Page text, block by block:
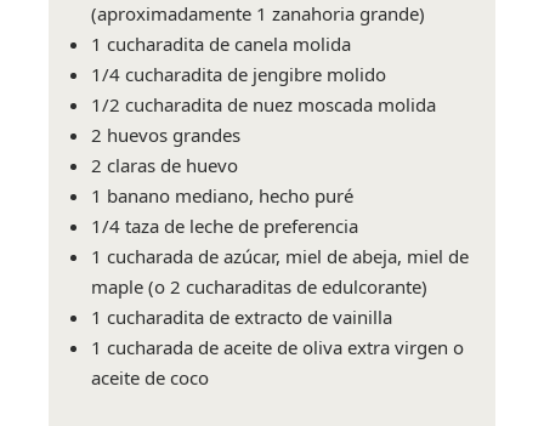
(aproximadamente 1 zanahoria grande)
1 cucharadita de canela molida
1/4 cucharadita de jengibre molido
1/2 cucharadita de nuez moscada molida
2 huevos grandes
2 claras de huevo
1 banano mediano, hecho puré
1/4 taza de leche de preferencia
1 cucharada de azúcar, miel de abeja, miel de
maple (o 2 cucharaditas de edulcorante)
1 cucharadita de extracto de vainilla
1 cucharada de aceite de oliva extra virgen o
aceite de coco